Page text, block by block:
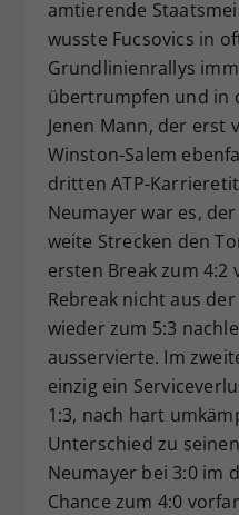
amtierende
wusste Fucsovics in
Grundlinienrallys
übertrumpfen und in
Jenen Mann, der erst
Winston-Salem
dritten ATP-
Neumayer war es,
weite Strecken den
ersten Break zum
Rebreak nicht aus
wieder zum 5:3
ausservierte. Im
einzig ein
1:3, nach hart
Unterschied zu
Neumayer bei 3:0 im
Chance zum 4:0